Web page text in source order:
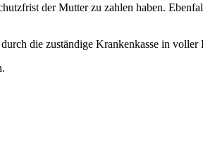
der Mutter zu zahlen haben.
die zuständige Krankenkasse in voller